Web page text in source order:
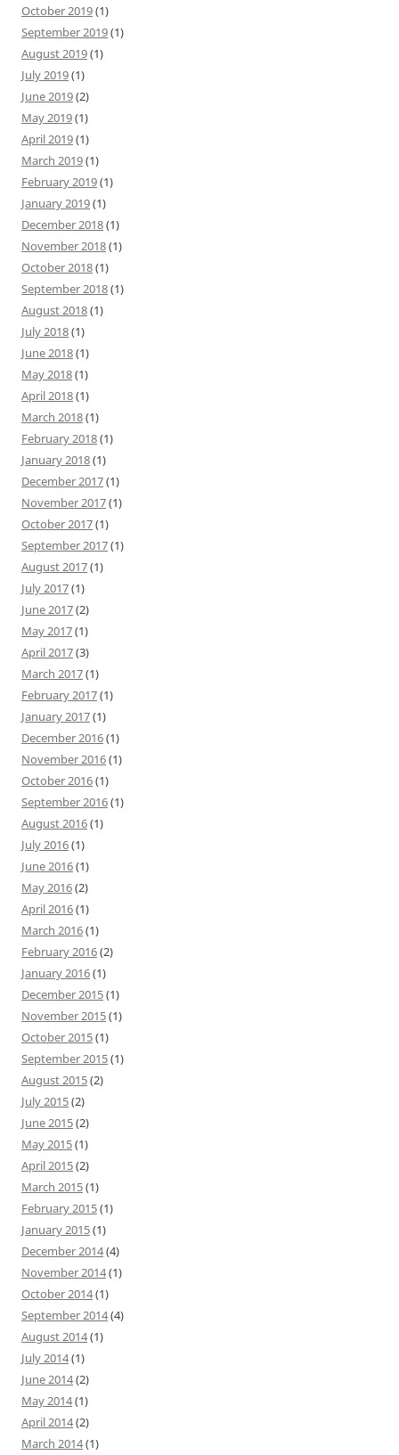
October 2019(1)
September 2019(1)
August 2019(1)
July 2019(1)
June 2019(2)
May 2019(1)
April 2019(1)
March 2019(1)
February 2019(1)
January 2019(1)
December 2018(1)
November 2018(1)
October 2018(1)
September 2018(1)
August 2018(1)
July 2018(1)
June 2018(1)
May 2018(1)
April 2018(1)
March 2018(1)
February 2018(1)
January 2018(1)
December 2017(1)
November 2017(1)
October 2017(1)
September 2017(1)
August 2017(1)
July 2017(1)
June 2017(2)
May 2017(1)
April 2017(3)
March 2017(1)
February 2017(1)
January 2017(1)
December 2016(1)
November 2016(1)
October 2016(1)
September 2016(1)
August 2016(1)
July 2016(1)
June 2016(1)
May 2016(2)
April 2016(1)
March 2016(1)
February 2016(2)
January 2016(1)
December 2015(1)
November 2015(1)
October 2015(1)
September 2015(1)
August 2015(2)
July 2015(2)
June 2015(2)
May 2015(1)
April 2015(2)
March 2015(1)
February 2015(1)
January 2015(1)
December 2014(4)
November 2014(1)
October 2014(1)
September 2014(4)
August 2014(1)
July 2014(1)
June 2014(2)
May 2014(1)
April 2014(2)
March 2014(1)